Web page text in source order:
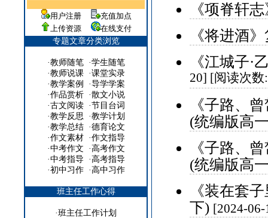
用户注册
充值加点
上传资源
在线支付
专题文章分类浏览
·教师随笔·学生随笔
·教师说课·课堂实录
·教学案例 ·导学学案
·作品赏析·散文小说
·古文阅读·节目台词
·教学反思 ·教学计划
·教学总结·德育论文
·作文素材·作文指导
·中考作文 ·高考作文
·中考指导 ·高考指导
·初中习作·高中习作
班主任工作心得
·班主任工作计划
《项脊轩
《将进酒
《江城子·
20] [阅读次数
《子路、
(统编版高
《子路、
(统编版高
《装在套
下) [2024-